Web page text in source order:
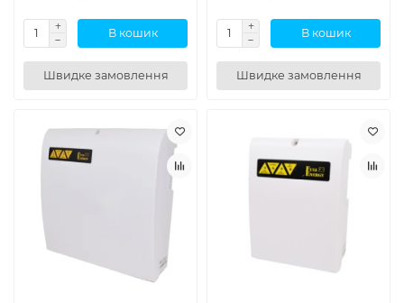
В кошик
Швидке замовлення
В кошик
Швидке замовлення